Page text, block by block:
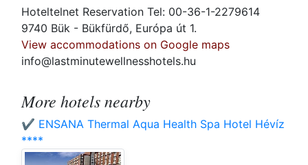
Hoteltelnet Reservation Tel: 00-36-1-2279614
9740 Bük - Bükfürdő, Európa út 1.
View accommodations on Google maps
info@lastminutewellnesshotels.hu
More hotels nearby
✔️ ENSANA Thermal Aqua Health Spa Hotel Hévíz
****